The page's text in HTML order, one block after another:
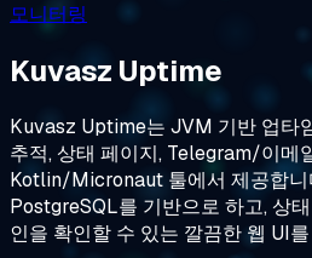
모니터링
Kuvasz Uptime
Kuvasz Uptime는 JVM 기반 업타
추적, 상태 페이지, Telegram/이메
Kotlin/Micronaut 툴에서 제공합니
PostgreSQL를 기반으로 하고, 상
인을 확인할 수 있는 깔끔한 웹 UI